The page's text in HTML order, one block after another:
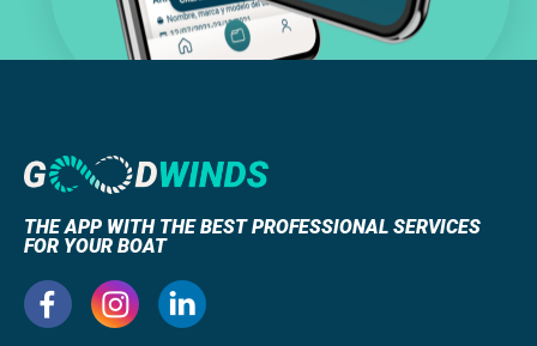
THE APP WITH THE BEST PROFESSIONAL SERVICES
FOR YOUR BOAT